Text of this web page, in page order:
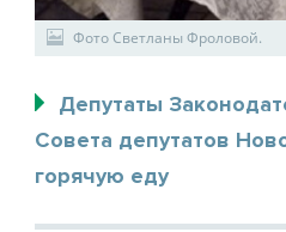
Фото Светланы Фроловой.
Депутаты
Совета депутатов
горячую еду